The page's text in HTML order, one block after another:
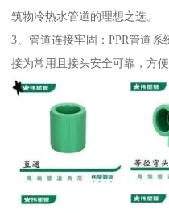
筑物冷热水管道的理想之选。
3、管道连接牢固：PPR管道
接为常用且接头安全可靠，方便